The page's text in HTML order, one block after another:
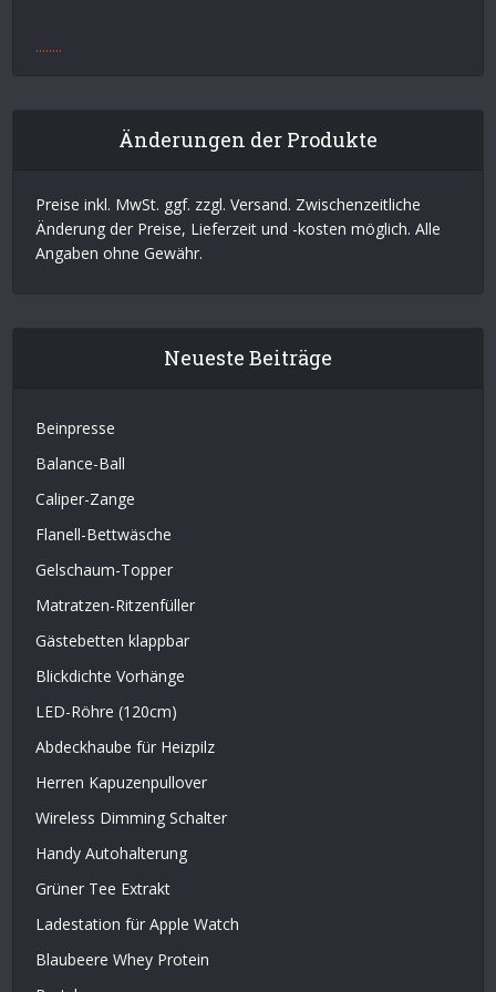
........
Änderungen der Produkte
Preise inkl. MwSt. ggf. zzgl. Versand. Zwischenzeitliche
Änderung der Preise, Lieferzeit und -kosten möglich. Alle
Angaben ohne Gewähr.
Neueste Beiträge
Beinpresse
Balance-Ball
Caliper-Zange
Flanell-Bettwäsche
Gelschaum-Topper
Matratzen-Ritzenfüller
Gästebetten klappbar
Blickdichte Vorhänge
LED-Röhre (120cm)
Abdeckhaube für Heizpilz
Herren Kapuzenpullover
Wireless Dimming Schalter
Handy Autohalterung
Grüner Tee Extrakt
Ladestation für Apple Watch
Blaubeere Whey Protein